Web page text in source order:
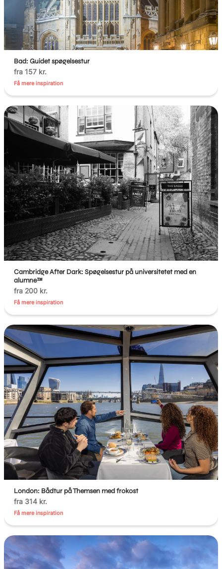
Bad: Guidet spøgelsestur
fra 157 kr.
Få mere inspiration
Cambridge After Dark: Spøgelsestur på universitetet med en
alumne™
fra 200 kr.
Få mere inspiration
London: Bådtur på Themsen med frokost
fra 314 kr.
Få mere inspiration